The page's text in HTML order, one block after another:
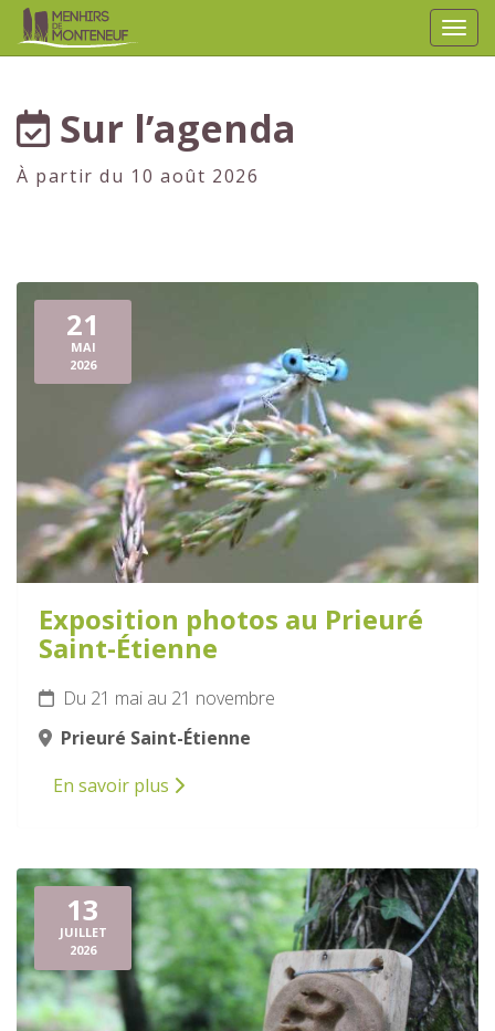
Sur l’agenda
À partir du 10 août 2026
21
MAI
2026
Exposition photos au Prieuré
Saint-Étienne
Du 21 mai au 21 novembre
Prieuré Saint-Étienne
En savoir plus
13
JUILLET
2026